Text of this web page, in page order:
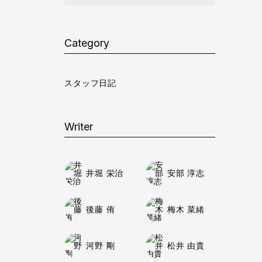
Category
スタッフ日記
Writer
井堀 栄治 安部 淳志
後藤 侑 梅木 菜緒
河野 剛 松井 由貴